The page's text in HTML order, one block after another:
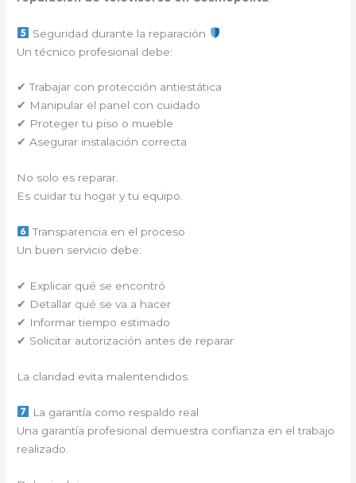
Seguridad durante la reparación
Un técnico profesional debe:
✔ Trabajar con protección antiestática
✔ Manipular el panel con cuidado
✔ Proteger tu piso o mueble
✔ Asegurar instalación correcta
No solo es reparar.
Es cuidar tu hogar y tu equipo.
Transparencia en el proceso
Un buen servicio debe:
✔ Explicar qué se encontró
✔ Detallar qué se va a hacer
✔ Informar tiempo estimado
✔ Solicitar autorización antes de reparar
La claridad evita malentendidos.
La garantía como respaldo real
Una garantía profesional demuestra confianza en el trabajo
realizado.